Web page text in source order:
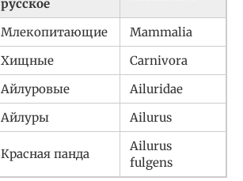
русское
Млекопитающие
Mammalia
Хищные
Carnivora
Айлуровые
Ailuridae
Айлуры Ailurus
Красная панда
Ailurus
fulgens